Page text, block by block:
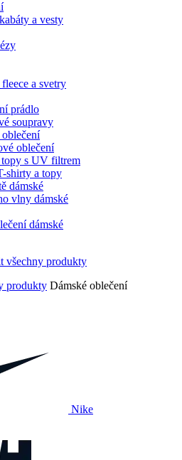
a vesty
a svetry
prádlo
soupravy
oblečení
topy s UV filtrem
shirty a topy
dámské
vlny dámské
dámské
produkty Dámské oblečení
Nike